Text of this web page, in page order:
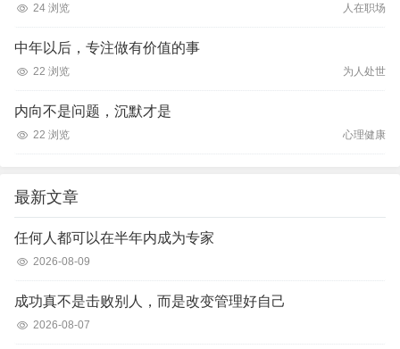
24 浏览 人在职场
中年以后，专注做有价值的事
22 浏览 为人处世
内向不是问题，沉默才是
22 浏览 心理健康
最新文章
任何人都可以在半年内成为专家
2026-08-09
成功真不是击败别人，而是改变管理好自己
2026-08-07